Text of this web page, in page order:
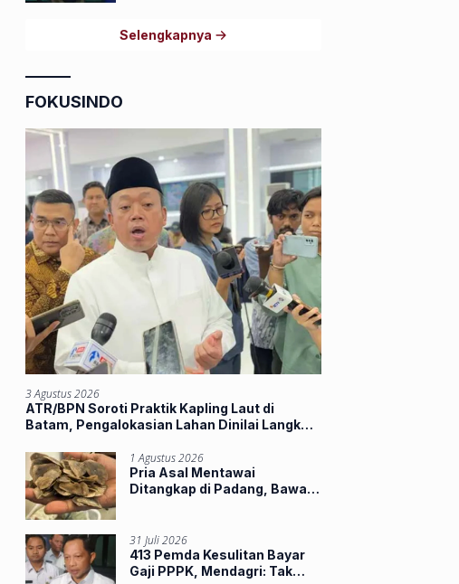
Selengkapnya
FOKUSINDO
3 Agustus 2026
ATR/BPN Soroti Praktik Kapling Laut di
Batam, Pengalokasian Lahan Dinilai Langkahi
1 Agustus 2026
Pria Asal Mentawai
Ditangkap di Padang, Bawa
31 Juli 2026
413 Pemda Kesulitan Bayar
Gaji PPPK, Mendagri: Tak